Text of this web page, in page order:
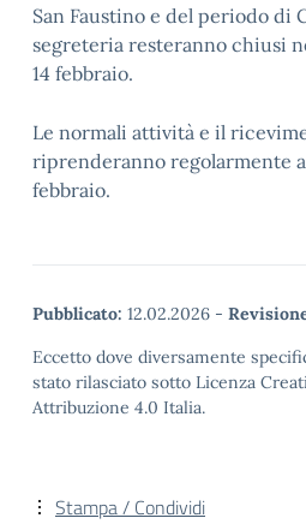
San Faustino e del periodo di
segreteria resteranno chiusi
14 febbraio.
Le normali attività e il
riprenderanno regolarmente
febbraio.
Pubblicato: 12.02.2026 -
Eccetto dove diversamente
stato rilasciato sotto Licenza
Attribuzione 4.0 Italia.
Stampa / Condividi